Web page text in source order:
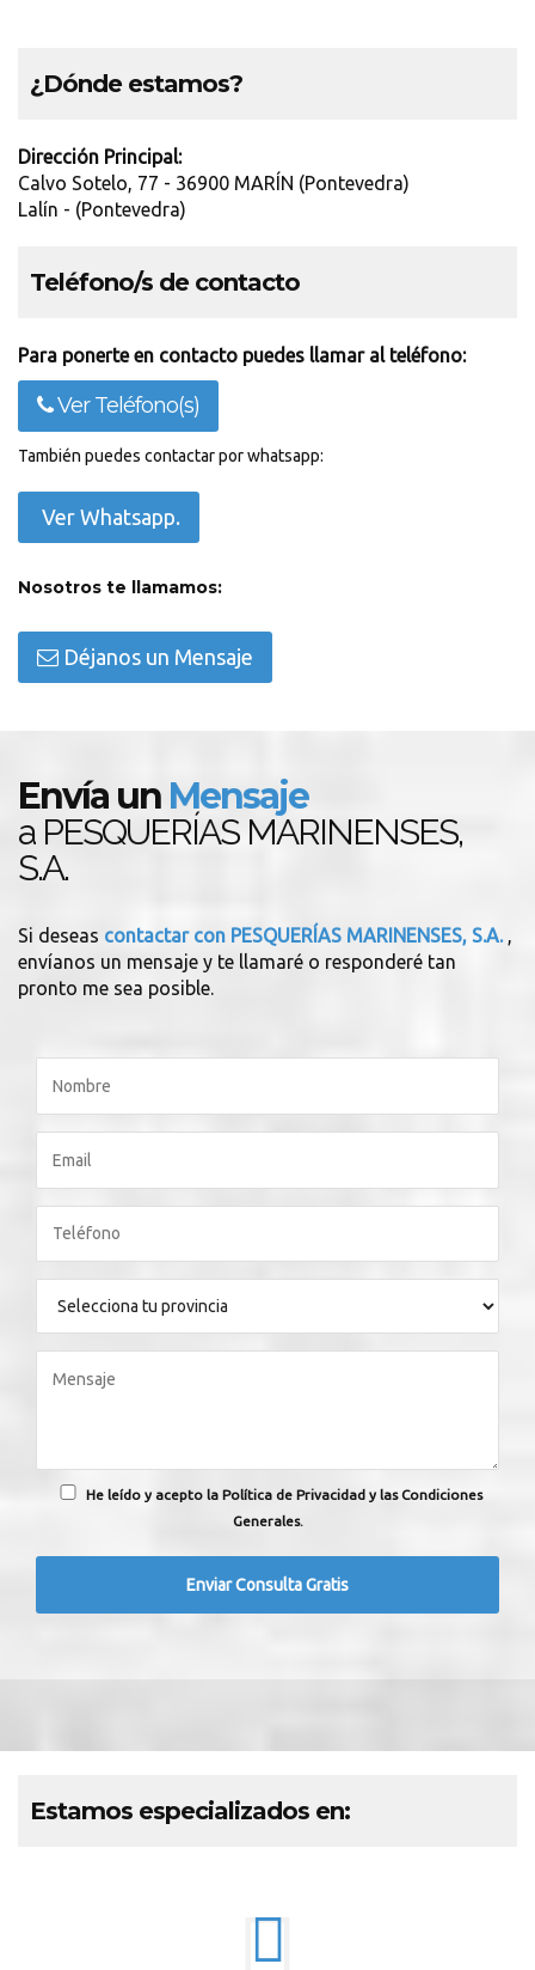
¿Dónde estamos?
Dirección Principal:
Calvo Sotelo, 77 - 36900 MARÍN (Pontevedra)
Lalín - (Pontevedra)
Teléfono/s de contacto
Para ponerte en contacto puedes llamar al teléfono:
Ver Teléfono(s)
También puedes contactar por whatsapp:
Ver Whatsapp.
Nosotros te llamamos:
Déjanos un Mensaje
Envía un Mensaje
a PESQUERÍAS MARINENSES,
S.A.
Si deseas contactar con PESQUERÍAS MARINENSES, S.A. ,
envíanos un mensaje y te llamaré o responderé tan
pronto me sea posible.
He leído y acepto la Política de Privacidad y las Condiciones
Generales.
Estamos especializados en: